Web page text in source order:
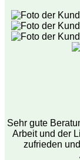
Sehr gute
Arbeit und der
zufrieden